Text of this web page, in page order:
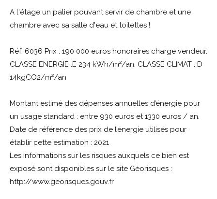
A l'étage un palier pouvant servir de chambre et une
chambre avec sa salle d'eau et toilettes !
Réf: 6036 Prix : 190 000 euros honoraires charge vendeur.
CLASSE ENERGIE :E 234 kWh/m²/an. CLASSE CLIMAT : D
14kgCO2/m²/an
Montant estimé des dépenses annuelles d’énergie pour
un usage standard : entre 930 euros et 1330 euros / an.
Date de référence des prix de l’énergie utilisés pour
établir cette estimation : 2021
Les informations sur les risques auxquels ce bien est
exposé sont disponibles sur le site Géorisques :
http://www.georisques.gouv.fr